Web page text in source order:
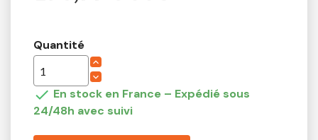
Quantité
 En stock en France – Expédié sous
24/48h avec suivi